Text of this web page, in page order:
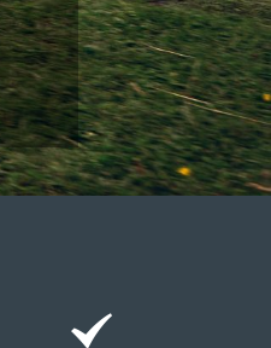
BRAUCIENU